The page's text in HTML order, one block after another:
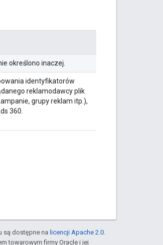
określono inaczej.
identyfikatorów
reklamodawcy plik
grupy reklam itp.),
360.
są dostępne na licencji Apache 2.0
towarowym firmy Oracle i jej